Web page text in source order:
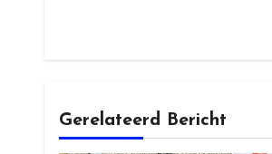
Gerelateerd Bericht